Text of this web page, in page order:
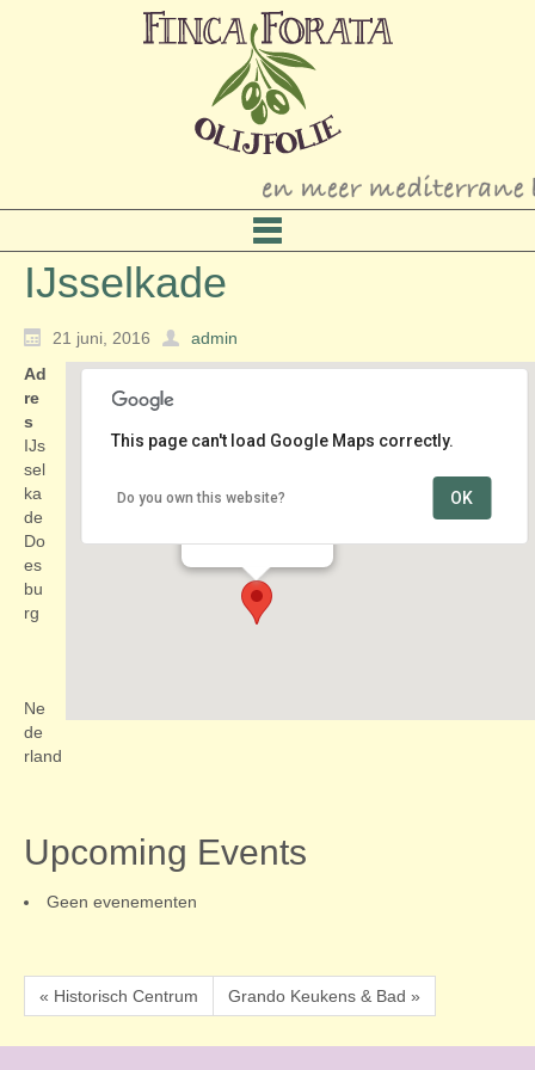
IJsselkade
21 juni, 2016 admin
IJsselkade
This page can't load Google Maps correctly.
Do you own this website? OK
Ad
re
s
IJs
sel
ka
de
Do
es
bu
rg
Ne
de
rland
Upcoming Events
Geen evenementen
« Historisch Centrum Grando Keukens & Bad »